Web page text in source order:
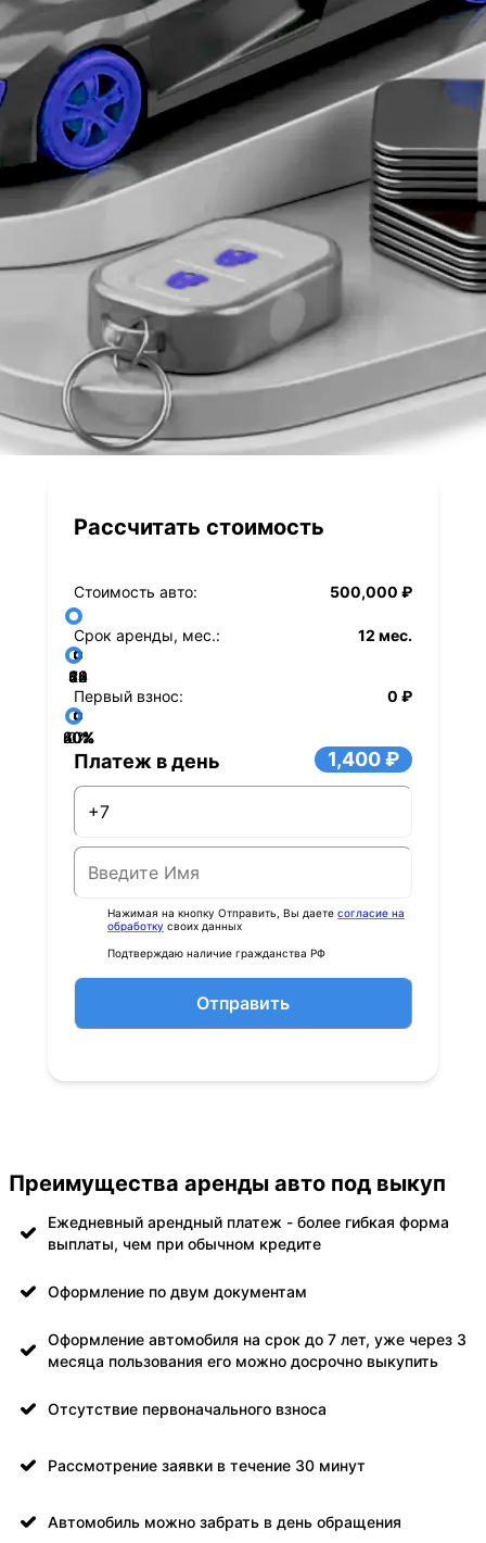
Рассчитать стоимость
Стоимость авто: 500,000 ₽
Срок аренды, мес.: 12 мес.
12
24
36
48
60
72
84
Первый взнос:
0 ₽
0%
20%
40%
60%
80%
Платеж в день 1,400 ₽
Нажимая на кнопку Отправить, Вы даете согласие на
обработку своих данных
Подтверждаю наличие гражданства РФ
Отправить
Преимущества аренды авто под выкуп
Ежедневный арендный платеж - более гибкая форма
выплаты, чем при обычном кредите
Оформление по двум документам
Оформление автомобиля на срок до 7 лет, уже через 3
месяца пользования его можно досрочно выкупить
Отсутствие первоначального взноса
Рассмотрение заявки в течение 30 минут
Автомобиль можно забрать в день обращения